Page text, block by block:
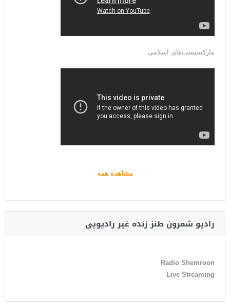
مارکسیست‌های اسلامی
مشاهده همه
رادیو شمرون طنز زنده غیر رادیویی
Radio Shemroon
Live Streaming